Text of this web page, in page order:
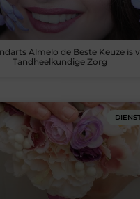
Almelo de Beste Keuze is
Tandheelkundige Zorg